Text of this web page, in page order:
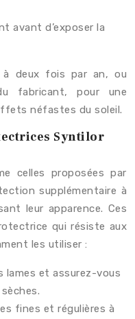
avant d’exposer la
à deux fois par an, ou
fabricant, pour une
néfastes du soleil.
Syntilor
celles proposées par
supplémentaire à
leur apparence. Ces
qui résiste aux
les utiliser :
lames et assurez-vous
fines et régulières à